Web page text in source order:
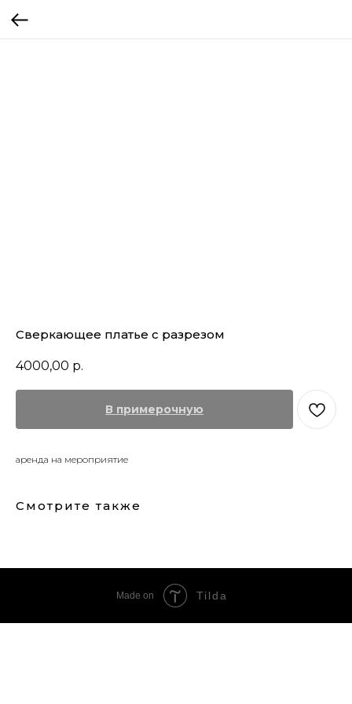
Сверкающее платье с разрезом
4000,00 р.
В примерочную
аренда на мероприятие
Смотрите также
Made on Tilda